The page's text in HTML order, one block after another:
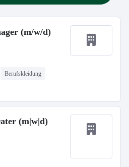
(m/w/d)
Berufskleidung
(m|w|d)